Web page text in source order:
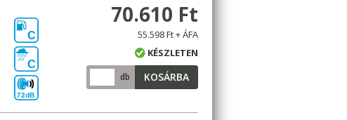
C
C
72dB
70.610 Ft
55.598 Ft + ÁFA
KÉSZLETEN
db KOSÁRBA